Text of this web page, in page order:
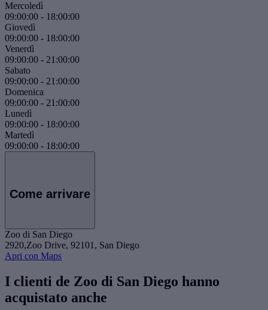
Mercoledì
09:00:00 - 18:00:00
Giovedì
09:00:00 - 18:00:00
Venerdì
09:00:00 - 21:00:00
Sabato
09:00:00 - 21:00:00
Domenica
09:00:00 - 21:00:00
Lunedì
09:00:00 - 18:00:00
Martedì
09:00:00 - 18:00:00
Come arrivare
Zoo di San Diego
2920,Zoo Drive, 92101, San Diego
Apri con Maps
I clienti de Zoo di San Diego hanno
acquistato anche